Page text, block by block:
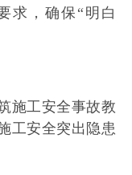
求，确保“明白
施工安全事故教
工安全突出隐患